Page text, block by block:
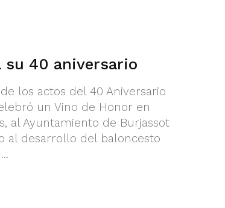
su 40 aniversario
los actos del 40 Aniversario
un Vino de Honor en
al Ayuntamiento de Burjassot
al desarrollo del baloncesto